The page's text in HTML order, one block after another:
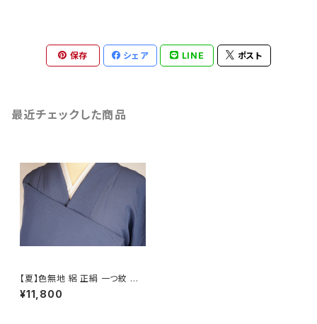
保存 シェア LINE ポスト
最近チェックした商品
【夏】色無地 絽 正絹 一つ紋 青
紺鼠色 247
¥11,800